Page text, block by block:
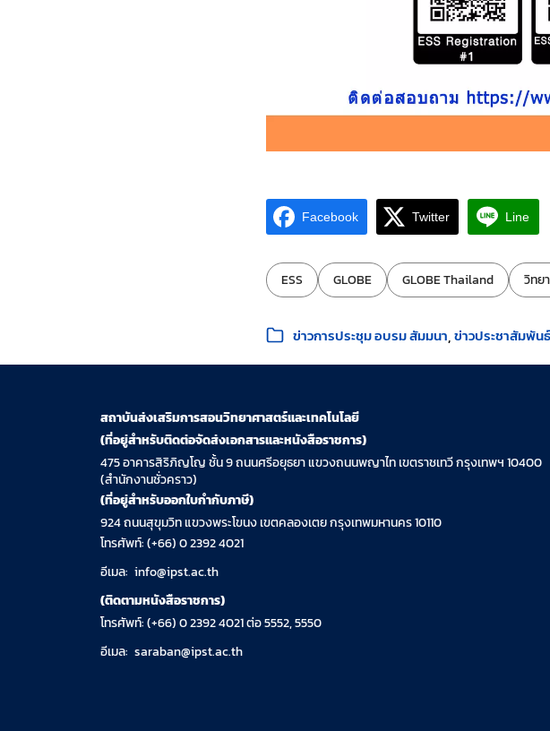
Facebook Twitter Line
ป้ายกำกับ:
ESS GLOBE GLOBE Thailand วิทย
หมวดหมู่:
ข่าวการประชุม อบรม สัมมนา ข่าวประชาสัมพันธ์
สถาบันส่งเสริมการสอนวิทยาศาสตร์และเทคโนโลยี
(ที่อยู่สำหรับติดต่อจัดส่งเอกสารและหนังสือราชการ)
475 อาคารสิริภิญโญ ชั้น 9 ถนนศรีอยุธยา แขวงถนนพญาไท เขตราชเทวี กรุงเทพฯ 10400
(สำนักงานชั่วคราว)
(ที่อยู่สำหรับออกใบกำกับภาษี)
924 ถนนสุขุมวิท แขวงพระโขนง เขตคลองเตย กรุงเทพมหานคร 10110
โทรศัพท์: (+66) 0 2392 4021
อีเมล: info@ipst.ac.th
(ติดตามหนังสือราชการ)
โทรศัพท์: (+66) 0 2392 4021 ต่อ 5552, 5550
อีเมล: saraban@ipst.ac.th